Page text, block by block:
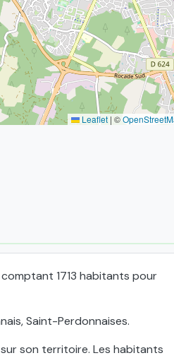
Leaflet | ©
1713 habitants pour
Saint-Perdonnaises.
son territoire. Les habitants